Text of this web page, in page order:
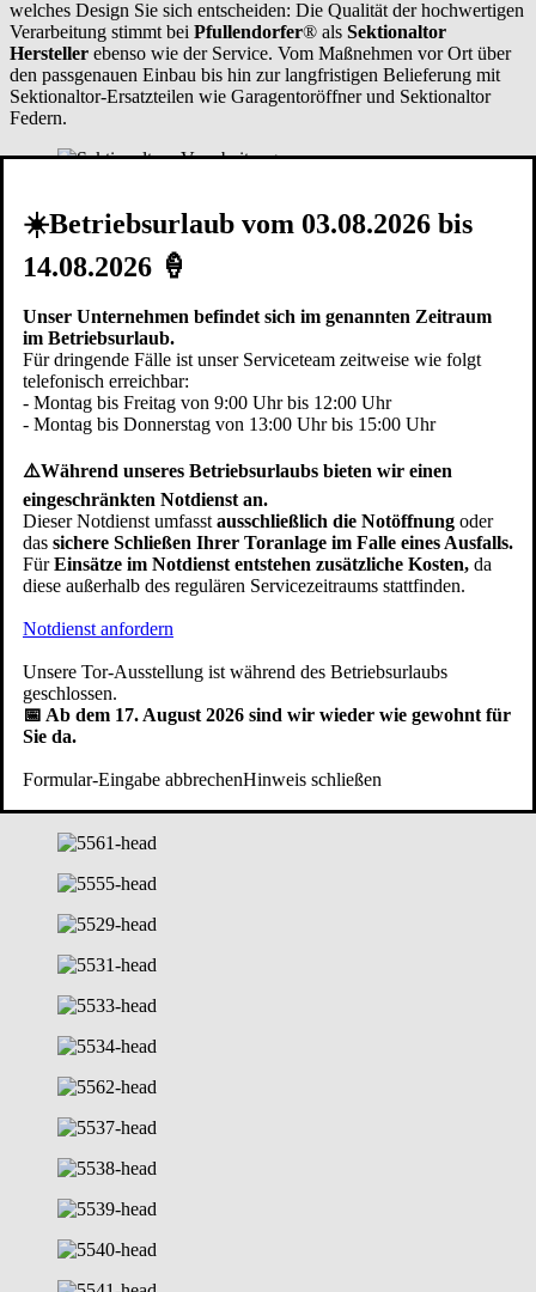
welches Design Sie sich entscheiden: Die Qualität der hochwertigen
Verarbeitung stimmt bei Pfullendorfer® als Sektionaltor
Hersteller ebenso wie der Service. Vom Maßnehmen vor Ort über
den passgenauen Einbau bis hin zur langfristigen Belieferung mit
Sektionaltor-Ersatzteilen wie Garagentoröffner und Sektionaltor
Federn.
Ob sie nur ein neues Element stilvoll in die alte Bausubstanz
integrieren oder Ihrem Haus ein komplett neues Aussehen geben
wollen: EinGaragen Sektionaltor
Sektionaltor mit Antrieb
Verarbeitung zeigt sich in soliden Metallscharnieren mit
selbstschmierenden Lagern. Diese bilden die dauerhafte Verbindung
der Torsektionen und garantieren eine sichere Funktion.
Wer wird Ihr Sektionaltor einbauen?
DenSektionaltor Einbau
führen wir auf Wunsch fachgerecht auch
in der RegionBad Wurzachund in der Regel innerhalb eines Tages
aus. Da beim Einbau keine Estricharbeiten erforderlich sind, ist das
Sektionaltor ideal bei der Renovierung und sofort einsatzbereit.
Modernes Garagentor: Sektionaltor mit
Antrieb / Fenster / Schlupftüre
Ideen und Inspirationen aus unserer Fotogalerie
☀️Betriebsurlaub vom 03.08.2026 bis
14.08.2026 🍦
Unser Unternehmen befindet sich im genannten Zeitraum
im Betriebsurlaub.
Für dringende Fälle ist unser Serviceteam zeitweise wie folgt
telefonisch erreichbar:
- Montag bis Freitag von 9:00 Uhr bis 12:00 Uhr
- Montag bis Donnerstag von 13:00 Uhr bis 15:00 Uhr
⚠️Während unseres Betriebsurlaubs bieten wir einen
eingeschränkten Notdienst an.
Dieser Notdienst umfasstausschließlich die Notöffnung oder
das sichere Schließen Ihrer Toranlage im Falle eines Ausfalls.
FürEinsätze im Notdienst entstehen zusätzliche Kosten, da
diese außerhalb des regulären Servicezeitraums stattfinden.
Notdienst anfordern
Unsere Tor-Ausstellung ist während des Betriebsurlaubs
geschlossen.
📅 Ab dem 17. August 2026 sind wir wieder wie gewohnt für
Sie da.
Formular-Eingabe abbrechenHinweis schließen